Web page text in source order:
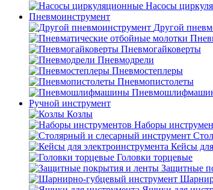
Насосы
Пневмоинструмент
Другой
Пневмогайковерты
Пневмодрели
Пневмостеплеры
Пневмопистолеты
Ручной инструмент
Козлы
Наборы
Кейсы
Головки торцевые
Защитные